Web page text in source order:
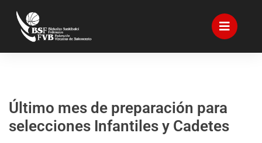
Último mes de preparación para
selecciones Infantiles y Cadetes